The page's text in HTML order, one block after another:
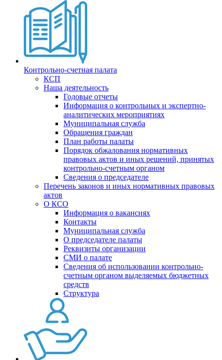
Контрольно-счетная палата
КСП
Наша деятельность
Годовые отчеты
Информация о контрольных и экспертно-
аналитических мероприятиях
Муниципальная служба
Обращения граждан
План работы палаты
Порядок обжалования нормативных
правовых актов и иных решений, принятых
контрольно-счетным органом
Сведения о председателе
Перечень законов и иных нормативных правовых
актов
О КСО
Информация о вакансиях
Контакты
Муниципальная служба
О председателе палаты
Реквизиты организации
СМИ о палате
Сведения об использовании контрольно-
счетным органом выделяемых бюджетных
средств
Структура